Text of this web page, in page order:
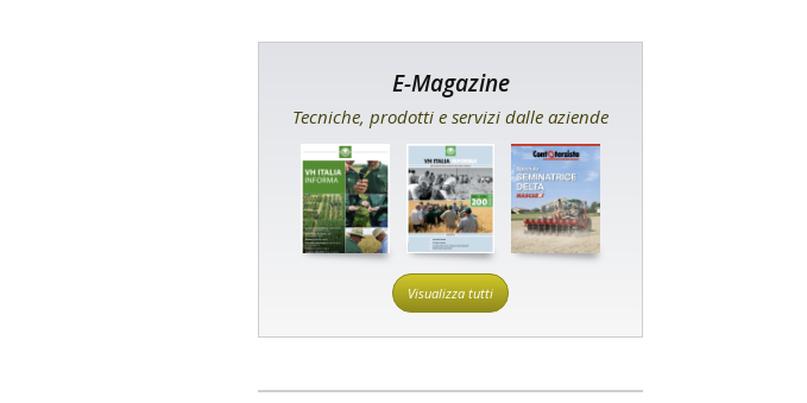
E-Magazine
Tecniche, prodotti e servizi dalle aziende
Visualizza tutti